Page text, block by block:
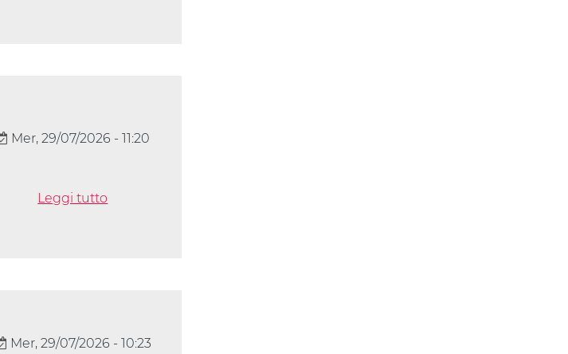
Mer, 29/07/2026 - 11:20
Leggi tutto
Mer, 29/07/2026 - 10:23